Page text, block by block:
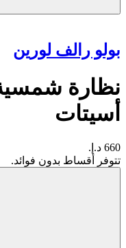
بولو رالف لورين
نظارة
أسيتات
660 د.إ.
تتوفر أقساط بدون فوائد.